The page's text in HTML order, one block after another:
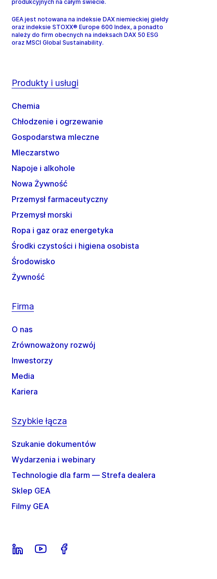
produkcyjnych na całym świecie.
GEA jest notowana na indeksie DAX niemieckiej giełdy
oraz indeksie STOXX® Europe 600 Index, a ponadto
należy do firm obecnych na indeksach DAX 50 ESG
oraz MSCI Global Sustainability.
Produkty i usługi
Chemia
Chłodzenie i ogrzewanie
Gospodarstwa mleczne
Mleczarstwo
Napoje i alkohole
Nowa Żywność
Przemysł farmaceutyczny
Przemysł morski
Ropa i gaz oraz energetyka
Środki czystości i higiena osobista
Środowisko
Żywność
Firma
O nas
Zrównoważony rozwój
Inwestorzy
Media
Kariera
Szybkie łącza
Szukanie dokumentów
Wydarzenia i webinary
Technologie dla farm — Strefa dealera
Sklep GEA
Filmy GEA